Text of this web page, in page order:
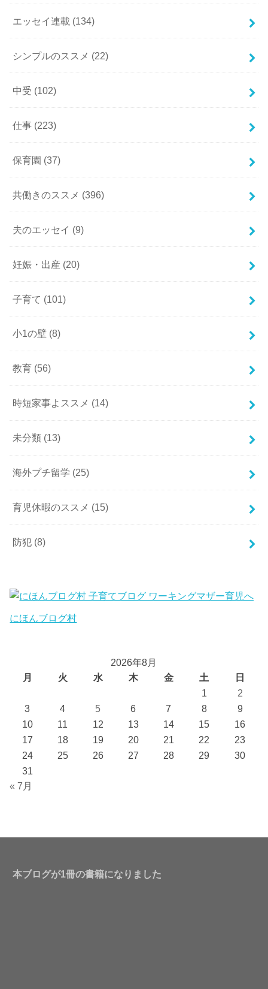
エッセイ連載 (134)
シンプルのススメ (22)
中受 (102)
仕事 (223)
保育園 (37)
共働きのススメ (396)
夫のエッセイ (9)
妊娠・出産 (20)
子育て (101)
小1の壁 (8)
教育 (56)
時短家事よススメ (14)
未分類 (13)
海外プチ留学 (25)
育児休暇のススメ (15)
防犯 (8)
にほんブログ村
2026年8月
月
火 水 木 金 土
日
1
2
3
4 5 6 7 8
9
10
11 12 13 14 15
16
17
18 19 20 21 22
23
24
25 26 27 28 29
30
31
« 7月
本ブログが1冊の書籍になりました